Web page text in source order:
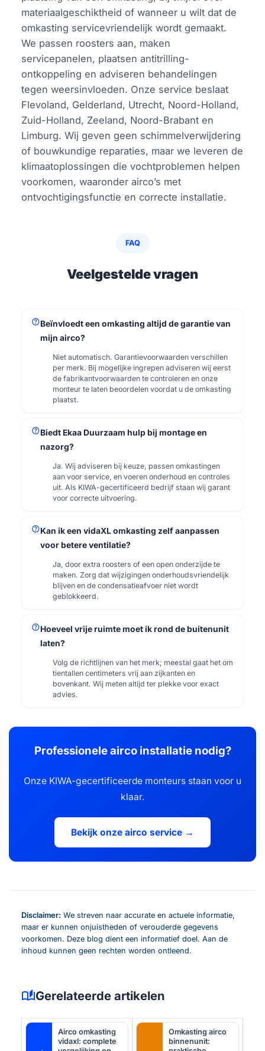
materiaalgeschiktheid of wanneer u wilt dat de
omkasting servicevriendelijk wordt gemaakt.
We passen roosters aan, maken
servicepanelen, plaatsen antitrilling-
ontkoppeling en adviseren behandelingen
tegen weersinvloeden. Onze service beslaat
Flevoland, Gelderland, Utrecht, Noord-Holland,
Zuid-Holland, Zeeland, Noord-Brabant en
Limburg. Wij geven geen schimmelverwijdering
of bouwkundige reparaties, maar we leveren de
klimaatoplossingen die vochtproblemen helpen
voorkomen, waaronder airco’s met
ontvochtigingsfunctie en correcte installatie.
FAQ
Veelgestelde vragen
helpBeïnvloedt een omkasting altijd de garantie van
mijn airco?
Niet automatisch. Garantievoorwaarden verschillen
per merk. Bij mogelijke ingrepen adviseren wij eerst
de fabrikantvoorwaarden te controleren en onze
monteur te laten beoordelen voordat u de omkasting
plaatst.
helpBiedt Ekaa Duurzaam hulp bij montage en
nazorg?
Ja. Wij adviseren bij keuze, passen omkastingen
aan voor service, en voeren onderhoud en controles
uit. Als KIWA-gecertificeerd bedrijf staan wij garant
voor correcte uitvoering.
helpKan ik een vidaXL omkasting zelf aanpassen
voor betere ventilatie?
Ja, door extra roosters of een open onderzijde te
maken. Zorg dat wijzigingen onderhoudsvriendelijk
blijven en de condensatieafvoer niet wordt
geblokkeerd.
helpHoeveel vrije ruimte moet ik rond de buitenunit
laten?
Volg de richtlijnen van het merk; meestal gaat het om
tientallen centimeters vrij aan zijkanten en
bovenkant. Wij meten altijd ter plekke voor exact
advies.
Professionele airco installatie nodig?
Onze KIWA-gecertificeerde monteurs staan voor u
klaar.
Bekijk onze airco service →
Disclaimer: We streven naar accurate en actuele informatie,
maar er kunnen onjuistheden of verouderde gegevens
voorkomen. Deze blog dient een informatief doel. Aan de
inhoud kunnen geen rechten worden ontleend.
auto_storiesGerelateerde artikelen
Airco omkasting
vidaxl: complete
Omkasting airco
binnenunit: